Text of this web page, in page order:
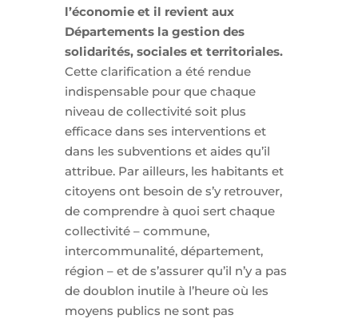
l’économie et il revient aux
Départements la gestion des
solidarités, sociales et territoriales.
Cette clarification a été rendue
indispensable pour que chaque
niveau de collectivité soit plus
efficace dans ses interventions et
dans les subventions et aides qu’il
attribue. Par ailleurs, les habitants et
citoyens ont besoin de s’y retrouver,
de comprendre à quoi sert chaque
collectivité – commune,
intercommunalité, département,
région – et de s’assurer qu’il n’y a pas
de doublon inutile à l’heure où les
moyens publics ne sont pas